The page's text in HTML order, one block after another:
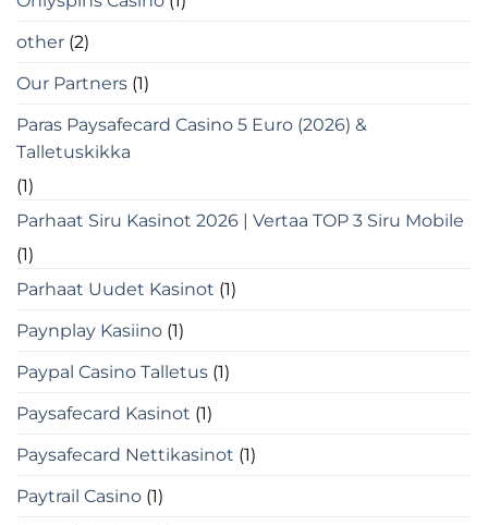
other (2)
Our Partners (1)
Paras Paysafecard Casino 5 Euro (2026) &
Talletuskikka
(1)
Parhaat Siru Kasinot 2026 | Vertaa TOP 3 Siru Mobile
(1)
Parhaat Uudet Kasinot (1)
Paynplay Kasiino (1)
Paypal Casino Talletus (1)
Paysafecard Kasinot (1)
Paysafecard Nettikasinot (1)
Paytrail Casino (1)